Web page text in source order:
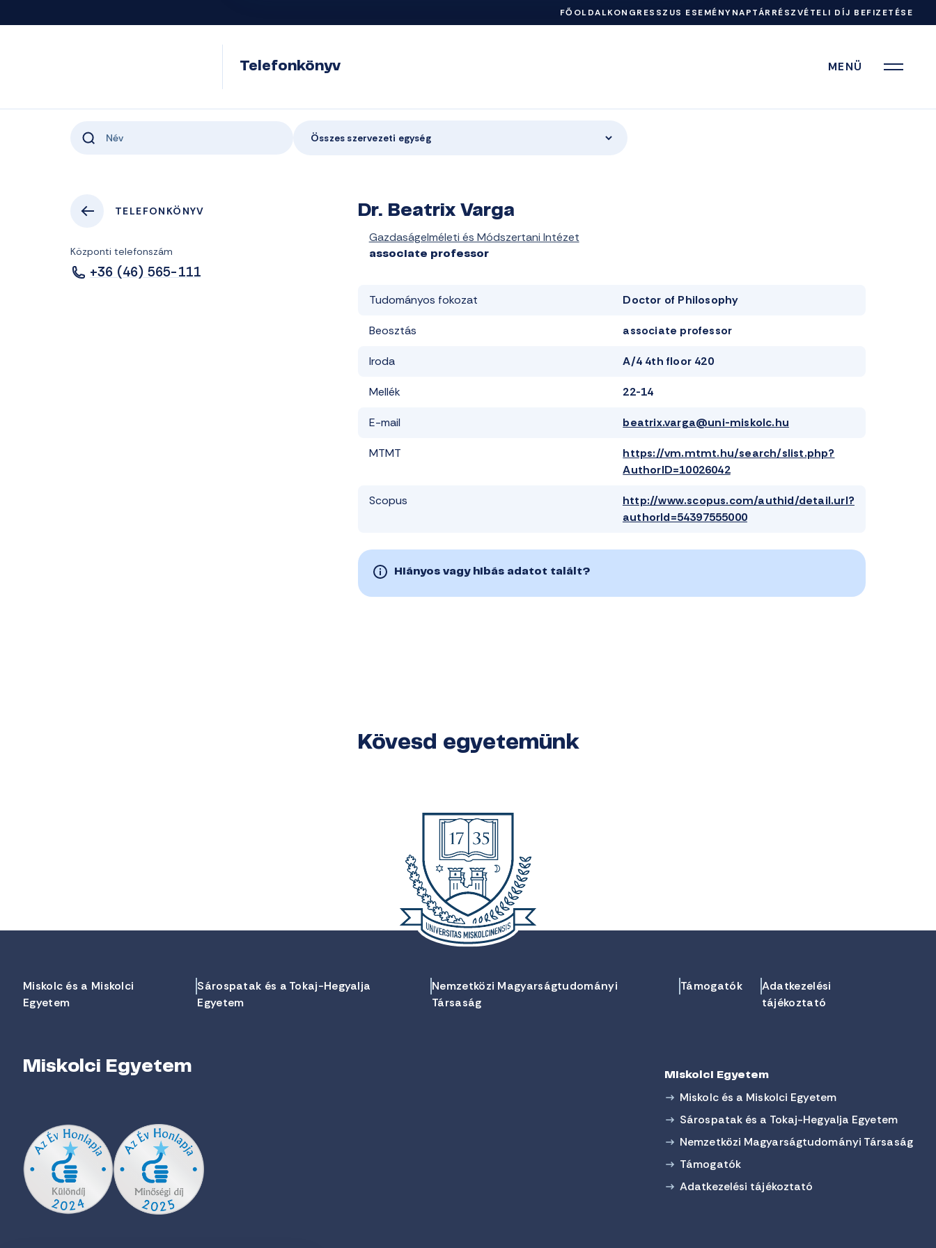
FŐOLDALKONGRESSZUS ESEMÉNYNAPTÁRRÉSZVÉTELI DÍJ BEFIZETÉSE
Telefonkönyv MENÜ
Összes szervezeti egység
TELEFONKÖNYV
Központi telefonszám
+36 (46) 565-111
Dr. Beatrix Varga
Gazdaságelméleti és Módszertani Intézet
associate professor
Tudományos fokozat Doctor of Philosophy
Beosztás associate professor
Iroda A/4 4th floor 420
Mellék 22-14
E-mail beatrix.varga@uni-miskolc.hu
MTMT
https://vm.mtmt.hu/search/slist.php?
AuthorID=10026042
Scopus
http://www.scopus.com/authid/detail.url?
authorId=54397555000
Hiányos vagy hibás adatot talált?
Kövesd egyetemünk
Miskolc és a Miskolci
Egyetem
Sárospatak és a Tokaj-Hegyalja
Egyetem
Nemzetközi Magyarságtudományi
Társaság
Támogatók
Adatkezelési
tájékoztató
Miskolci Egyetem Miskolci Egyetem
Miskolc és a Miskolci Egyetem
Sárospatak és a Tokaj-Hegyalja Egyetem
Nemzetközi Magyarságtudományi Társaság
Támogatók
Adatkezelési tájékoztató